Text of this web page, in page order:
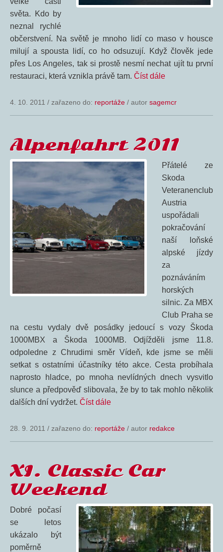
světa. Kdo by
neznal rychlé
občerstvení. Na světě je mnoho lidí co maso v housce
milují a spousta lidí, co ho odsuzují. Když člověk jede
přes Los Angeles, tak si prostě nesmí nechat ujít tu první
restauraci, která vznikla právě tam. Číst dále
4. 10. 2011 / zařazeno do: reportáže / autor sagemcr
Alpenfahrt 2011
Přátelé ze
Skoda
Veteranenclub
Austria
uspořádali
pokračování
naší loňské
alpské jízdy
za
poznáváním
horských
silnic. Za MBX
Club Praha se
na cestu vydaly dvě posádky jedoucí s vozy Škoda
1000MBX a Škoda 1000MB. Odjížděli jsme 11.8.
odpoledne z Chrudimi směr Vídeň, kde jsme se měli
setkat s ostatními účastníky této akce. Cesta probíhala
naprosto hladce, po mnoha nevlídných dnech vysvitlo
slunce a předpověď slibovala, že by to tak mohlo několik
dalších dní vydržet. Číst dále
28. 9. 2011 / zařazeno do: reportáže / autor redakce
XI. Classic Car
Weekend
Dobré počasí
se letos
ukázalo být
poměrně